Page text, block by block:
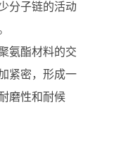
分子链的活动
氨酯材料的交
紧密，形成一
磨性和耐候